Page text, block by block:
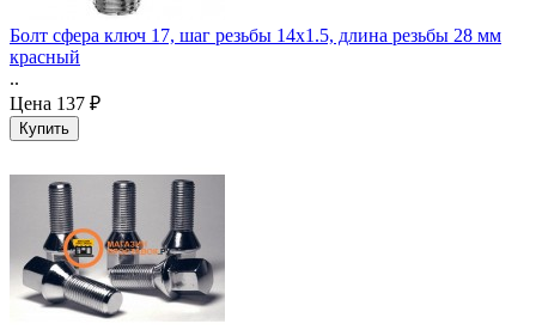
Болт сфера ключ 17, шаг резьбы 14x1.5, длина резьбы 28 мм
красный
..
Цена 137 ₽